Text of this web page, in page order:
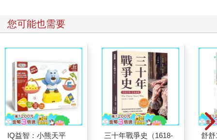
推薦必看
職安一點通｜職業安全
全知福寶視角：小爺爺
如